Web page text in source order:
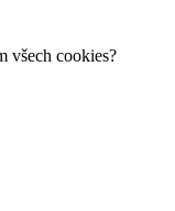
všech cookies?